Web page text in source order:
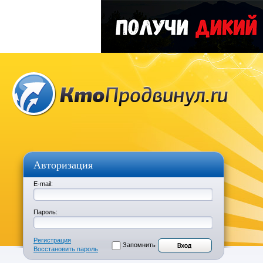
Авторизация
E-mail:
Пароль:
Регистрация
Восстановить пароль
Запомнить